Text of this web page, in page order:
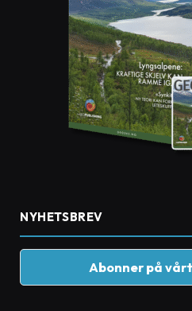
NYHETSBREV
Abonner på